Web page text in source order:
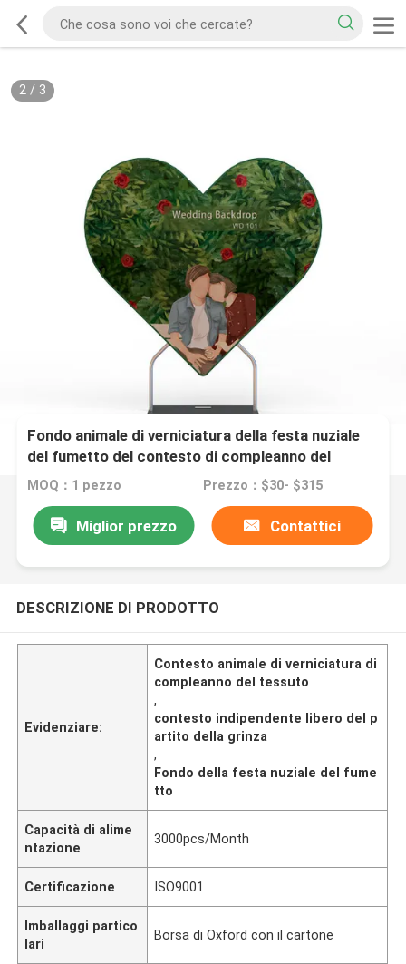
2/ 3
Fondo animale di verniciatura della festa nuziale
del fumetto del contesto di compleanno del
tessuto
MOQ：1 pezzo Prezzo：$30- $315
Miglior prezzo Contattici
DESCRIZIONE DI PRODOTTO
Evidenziare:
Contesto animale di verniciatura di
compleanno del tessuto
,
contesto indipendente libero del p
artito della grinza
,
Fondo della festa nuziale del fume
tto
Capacità di alime
ntazione
3000pcs/Month
Certificazione ISO9001
Imballaggi partico
lari
Borsa di Oxford con il cartone